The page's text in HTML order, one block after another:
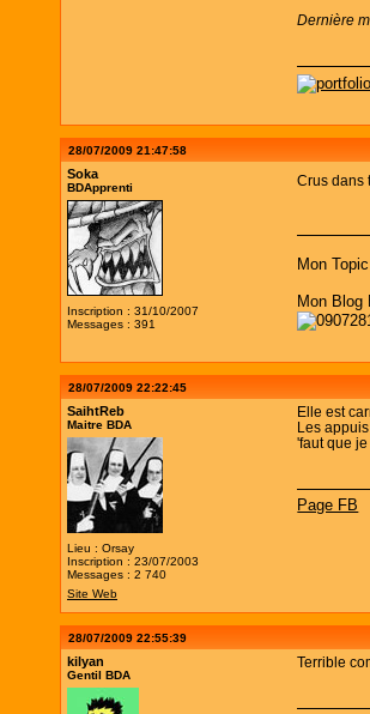
Dernière
28/07/2009 21:47:58
Soka
BDApprenti
Inscription : 31/10/2007
Messages : 391
Crus dans
Mon
Mon Blog
28/07/2009 22:22:45
SaihtReb
Maitre BDA
Lieu : Orsay
Inscription : 23/07/2003
Messages : 2 740
Site Web
Elle est
Les
'faut que je
Page FB
28/07/2009 22:55:39
kilyan
Gentil BDA
Terrible